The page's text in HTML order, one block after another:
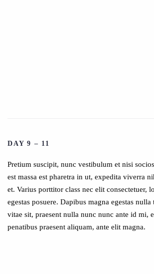
DAY 9 – 11
Pretium suscipit, nunc vestibulum et nisi
est massa est pharetra in ut, expedita viverra
et. Varius porttitor class nec elit consectetuer,
egestas posuere. Dapibus magna egestas
vitae sit, praesent nulla nunc nunc ante id mi,
penatibus praesent aliquam, ante elit magna.